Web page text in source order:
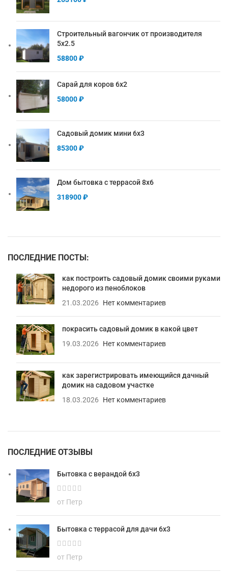
Строительный вагончик от производителя
5х2.5
58800₽
Сарай для коров 6х2
58000₽
Садовый домик мини 6х3
85300₽
Дом бытовка с террасой 8х6
318900₽
ПОСЛЕДНИЕ ПОСТЫ:
как построить садовый домик своими руками
недорого из пеноблоков
21.03.2026
Нет комментариев
покрасить садовый домик в какой цвет
19.03.2026
Нет комментариев
как зарегистрировать имеющийся дачный
домик на садовом участке
18.03.2026
Нет комментариев
ПОСЛЕДНИЕ ОТЗЫВЫ
Бытовка с верандой 6х3
от Петр
Бытовка с террасой для дачи 6х3
от Петр